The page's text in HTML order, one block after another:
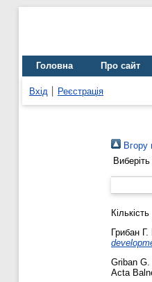
Головна Про сайт
Вхід Реєстрація
Вгору
Грибан Г.
Griban G.
Acta